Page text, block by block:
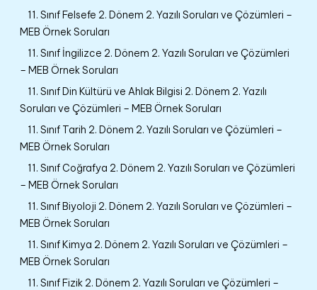
11. Sınıf Felsefe 2. Dönem 2. Yazılı Soruları ve Çözümleri –
MEB Örnek Soruları
11. Sınıf İngilizce 2. Dönem 2. Yazılı Soruları ve Çözümleri
– MEB Örnek Soruları
11. Sınıf Din Kültürü ve Ahlak Bilgisi 2. Dönem 2. Yazılı
Soruları ve Çözümleri – MEB Örnek Soruları
11. Sınıf Tarih 2. Dönem 2. Yazılı Soruları ve Çözümleri –
MEB Örnek Soruları
11. Sınıf Coğrafya 2. Dönem 2. Yazılı Soruları ve Çözümleri
– MEB Örnek Soruları
11. Sınıf Biyoloji 2. Dönem 2. Yazılı Soruları ve Çözümleri –
MEB Örnek Soruları
11. Sınıf Kimya 2. Dönem 2. Yazılı Soruları ve Çözümleri –
MEB Örnek Soruları
11. Sınıf Fizik 2. Dönem 2. Yazılı Soruları ve Çözümleri –